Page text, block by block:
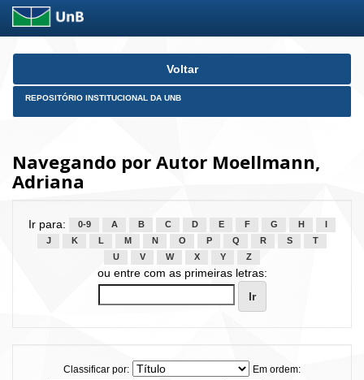
Skip
Voltar
REPOSITÓRIO INSTITUCIONAL DA UNB
Navegando por Autor Moellmann,
Adriana
Ir para: 0-9 A B C D E F G H
J
K L M N O P Q R S
T
U
V W X Y Z
ou entre com as primeiras letras:
Classificar por:
Em ordem: